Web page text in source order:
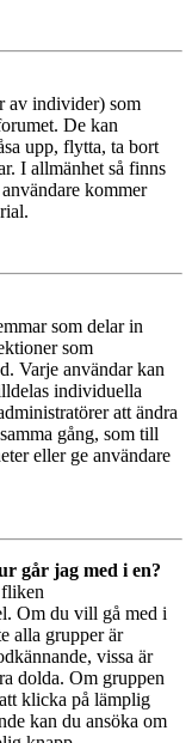
av individer) som
De kan
upp, flytta, ta bort
I allmänhet så finns
kommer
som delar in
som
Varje användar kan
individuella
att ändra
gång, som till
eller ge användare
går jag med i en?
Om du vill gå med i
alla grupper är
vissa är
dolda. Om gruppen
klicka på lämplig
kan du ansöka om